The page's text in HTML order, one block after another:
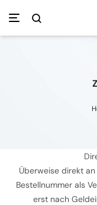
Überweise direkt
Bestellnummer als
erst nach